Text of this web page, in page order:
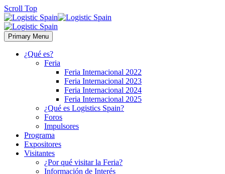
Scroll Top
Primary Menu
¿Qué es?
Feria
Feria Internacional 2022
Feria Internacional 2023
Feria Internacional 2024
Feria Internacional 2025
¿Qué es Logistics Spain?
Foros
Impulsores
Programa
Expositores
Visitantes
¿Por qué visitar la Feria?
Información de Interés